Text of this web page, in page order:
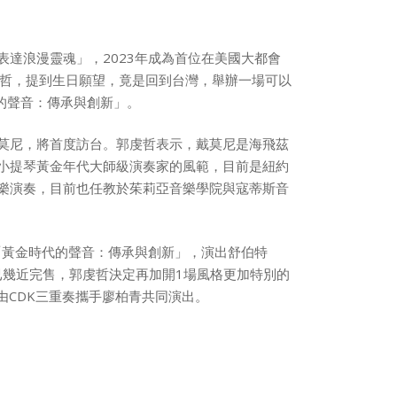
達浪漫靈魂」，2023年成為首位在美國大都會
，提到生日願望，竟是回到台灣，舉辦一場可以
音：傳承與創新」。
尼，將首度訪台。郭虔哲表示，戴莫尼是海飛茲
琴黃金年代大師級演奏家的風範，目前是紐約
演奏，目前也任教於茱莉亞音樂學院與寇蒂斯音
金時代的聲音：傳承與創新」，演出舒伯特
近完售，郭虔哲決定再加開1場風格更加特別的
三重奏攜手廖柏青共同演出。